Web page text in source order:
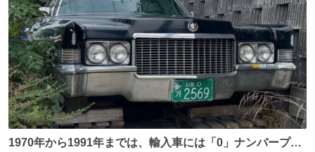
数
1970年から1991年までは、輸入車には「0」ナンバープレ